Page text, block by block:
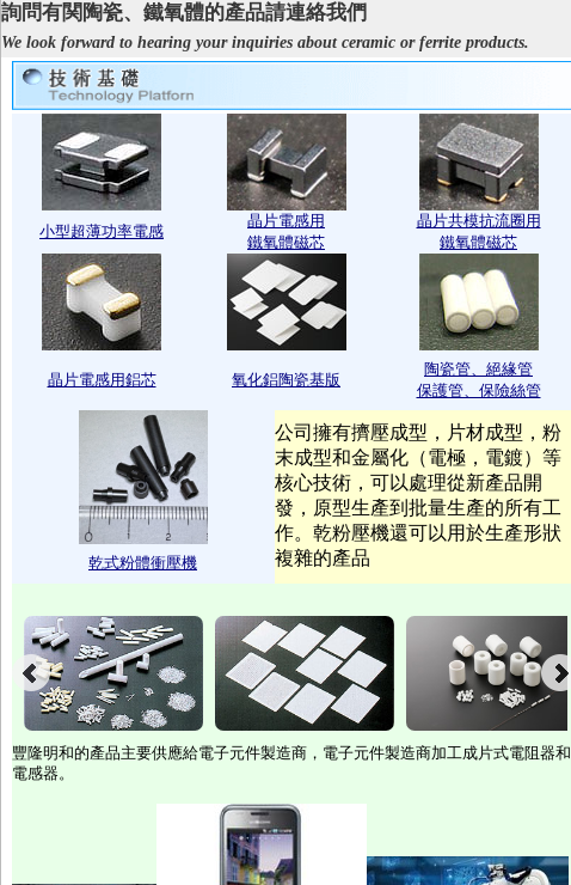
詢問有関陶瓷、鐵氧體的產品請連絡我們
We look forward to hearing your inquiries about ceramic or ferrite products.
小型超薄功率電感
晶片電感用
鐵氧體磁芯
晶片共模抗流圈用
鐵氧體磁芯
晶片電感用鋁芯 氧化鋁陶瓷基版
陶瓷管、絕緣管
保護管、保險絲管
公司擁有擠壓成型，片材成型，粉
末成型和金屬化（電極，電鍍）等
核心技術，可以處理從新產品開
發，原型生產到批量生產的所有工
作。乾粉壓機還可以用於生產形狀
複雜的產品
乾式粉體衝壓機
豐隆明和的產品主要供應給電子元件製造商，電子元件製造商加工成片式電阻器和
電感器。